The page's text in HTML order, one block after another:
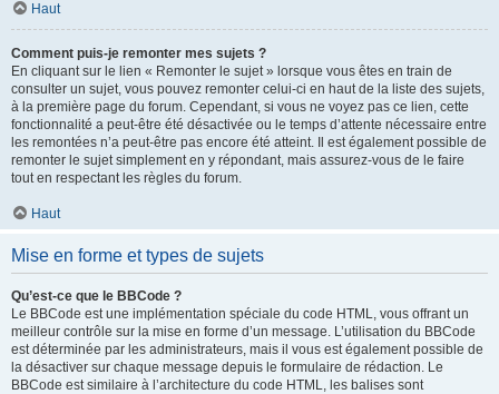
Haut
Comment puis-je remonter mes sujets ?
En cliquant sur le lien « Remonter le sujet » lorsque vous êtes en train de
consulter un sujet, vous pouvez remonter celui-ci en haut de la liste des sujets,
à la première page du forum. Cependant, si vous ne voyez pas ce lien, cette
fonctionnalité a peut-être été désactivée ou le temps d’attente nécessaire entre
les remontées n’a peut-être pas encore été atteint. Il est également possible de
remonter le sujet simplement en y répondant, mais assurez-vous de le faire
tout en respectant les règles du forum.
Haut
Mise en forme et types de sujets
Qu’est-ce que le BBCode ?
Le BBCode est une implémentation spéciale du code HTML, vous offrant un
meilleur contrôle sur la mise en forme d’un message. L’utilisation du BBCode
est déterminée par les administrateurs, mais il vous est également possible de
la désactiver sur chaque message depuis le formulaire de rédaction. Le
BBCode est similaire à l’architecture du code HTML, les balises sont